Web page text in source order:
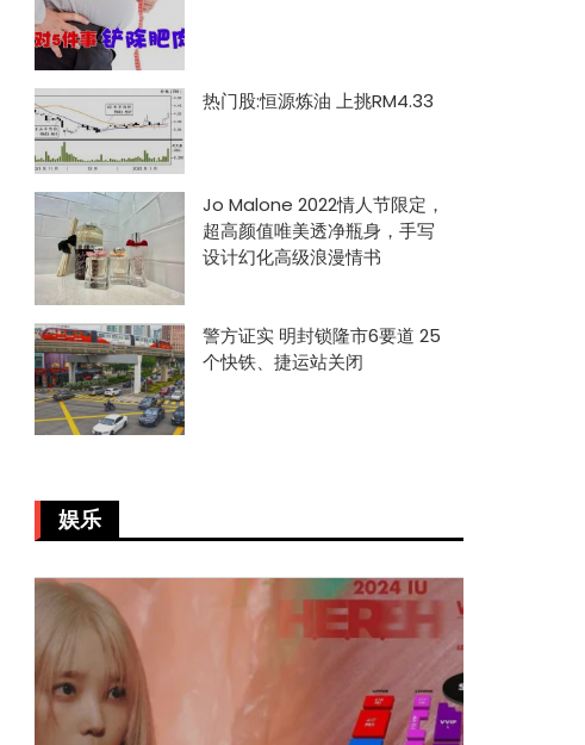
热门股:恒源炼油 上挑RM4.33
Jo Malone 2022情人节限定，
超高颜值唯美透净瓶身，手写
设计幻化高级浪漫情书
警方证实 明封锁隆市6要道 25
个快铁、捷运站关闭
娱乐